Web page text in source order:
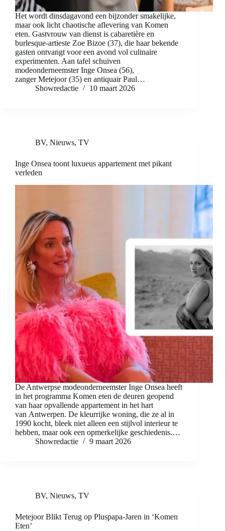
Het wordt dinsdagavond een bijzonder smakelijke,
maar ook licht chaotische aflevering van Komen
eten. Gastvrouw van dienst is cabaretière en
burlesque-artieste Zoe Bizoe (37), die haar bekende
gasten ontvangt voor een avond vol culinaire
experimenten. Aan tafel schuiven
modeonderneemster Inge Onsea (56),
zanger Metejoor (35) en antiquair Paul…
Showredactie
10 maart 2026
BV, Nieuws, TV
Inge Onsea toont luxueus appartement met pikant
verleden
De Antwerpse modeonderneemster Inge Onsea heeft
in het programma Komen eten de deuren geopend
van haar opvallende appartement in het hart
van Antwerpen. De kleurrijke woning, die ze al in
1990 kocht, bleek niet alleen een stijlvol interieur te
hebben, maar ook een opmerkelijke geschiedenis.…
Showredactie
9 maart 2026
BV, Nieuws, TV
Metejoor Blikt Terug op Pluspapa-Jaren in ‘Komen
Eten’